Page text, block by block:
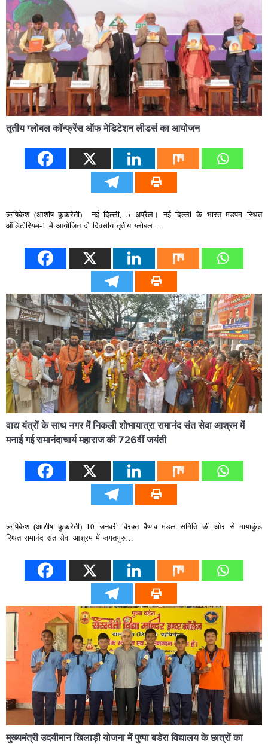
तृतीय ग्लोबल कॉन्फ्रेंस ऑफ मेडिटेशन लीडर्स का आयोजन
ऋषिकेश (आशीष कुकरेती) नई दिल्ली, 5 अप्रैल। नई दिल्ली के भारत मंडपम स्थित
ऑडिटोरियम-1 में आयोजित दो दिवसीय तृतीय ग्लोबल…
वाद्य यंत्रों के साथ नगर में निकली शोभायात्रा रामानंद संत सेवा आश्रम में
मनाई गई रामानंदाचार्य महाराज की 726वीं जयंती
ऋषिकेश (आशीष कुकरेती) 10 जनवरी विरक्त वैष्णव मंडल समिति की ओर से मायाकुंड
स्थित रामानंद संत सेवा आश्रम में जगतगुरु…
मुख्यमंत्री उदयीमान खिलाड़ी योजना में पुष्पा बडेरा विद्यालय के छात्रों का